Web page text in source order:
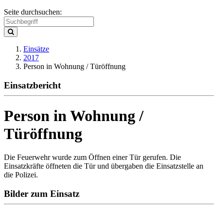
Seite durchsuchen:
Einsätze
2017
Person in Wohnung / Türöffnung
Einsatzbericht
Person in Wohnung /
Türöffnung
Die Feuerwehr wurde zum Öffnen einer Tür gerufen. Die
Einsatzkräfte öffneten die Tür und übergaben die Einsatzstelle an
die Polizei.
Bilder zum Einsatz